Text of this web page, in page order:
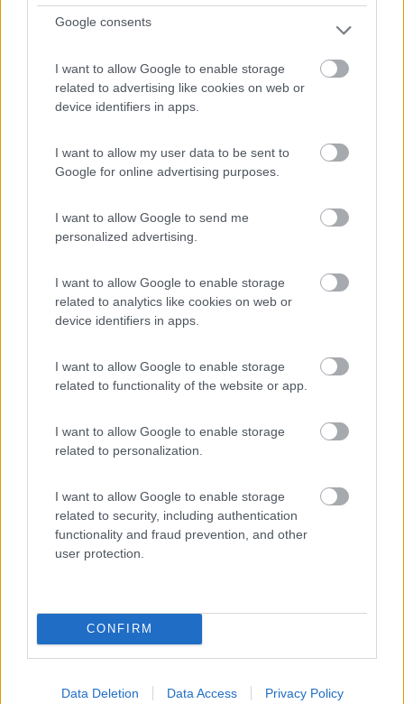
Google consents
I want to allow Google to enable storage
related to advertising like cookies on web or
device identifiers in apps.
I want to allow my user data to be sent to
Google for online advertising purposes.
I want to allow Google to send me
personalized advertising.
I want to allow Google to enable storage
related to analytics like cookies on web or
device identifiers in apps.
I want to allow Google to enable storage
related to functionality of the website or app.
I want to allow Google to enable storage
related to personalization.
I want to allow Google to enable storage
related to security, including authentication
functionality and fraud prevention, and other
user protection.
CONFIRM
Data Deletion Data Access Privacy Policy
All'uscita dell'autostrada seguire le indicazioni per "Or...
Orte (VT) - 9.2km
Area di sosta (PS+CS)
Area sosta camper del Suffragio
5,5 27
A 300 metri dal centro storico, accessibile tramite
Narni (TR) - 11.2km
Via del Suffragio